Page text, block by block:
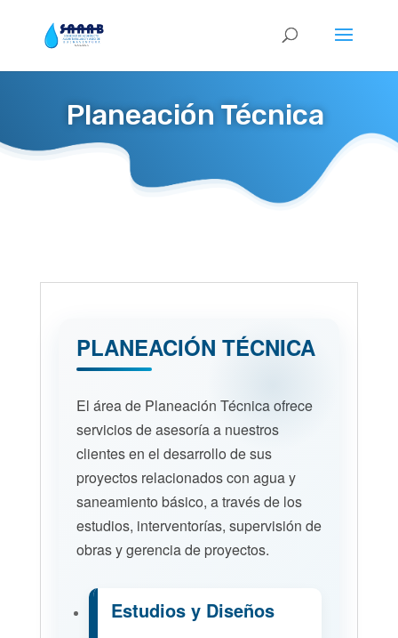
Planeación Técnica
PLANEACIÓN TÉCNICA
El área de Planeación Técnica ofrece
servicios de asesoría a nuestros
clientes en el desarrollo de sus
proyectos relacionados con agua y
saneamiento básico, a través de los
estudios, interventorías, supervisión de
obras y gerencia de proyectos.
Estudios y Diseños